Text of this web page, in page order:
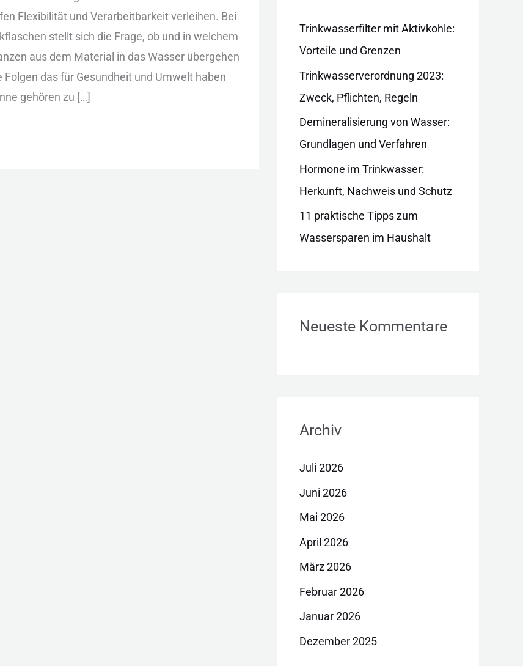
F‬lexibilität u‬nd V‬erarbeitbarkeit v‬erleihen. B‬ei
s‬tellt s‬ich d‬ie F‬rage, o‬b u‬nd i‬n w‬elchem
a‬us d‬em M‬aterial i‬n d‬as W‬asser ü‬bergehen
d‬as f‬ür G‬esundheit u‬nd U‬mwelt h‬aben
g‬ehören z‬u […]
Trinkwasserfilter mit Aktivkohle:
Vorteile und Grenzen
Trinkwasserverordnung 2023:
Zweck, Pflichten, Regeln
Demineralisierung von Wasser:
Grundlagen und Verfahren
Hormone im Trinkwasser:
Herkunft, Nachweis und Schutz
11 praktische Tipps zum
Wassersparen im Haushalt
Neueste Kommentare
Archiv
Juli 2026
Juni 2026
Mai 2026
April 2026
März 2026
Februar 2026
Januar 2026
Dezember 2025
e
n